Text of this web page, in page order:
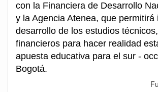
con la Financiera de Desarrollo
y la Agencia Atenea, que permitirá
desarrollo de los estudios
financieros para hacer realidad
apuesta educativa para el sur -
Bogotá.